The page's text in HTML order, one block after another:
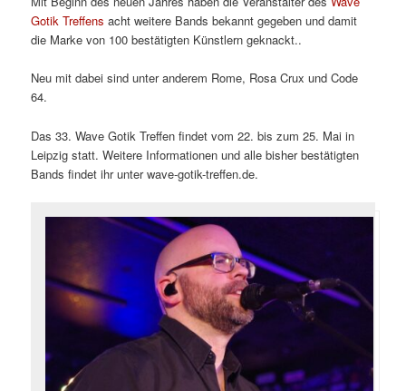
Gotik Treffens acht weitere Bands bekannt gegeben und damit
die Marke von 100 bestätigten Künstlern geknackt..
Neu mit dabei sind unter anderem Rome, Rosa Crux und Code
64.
Das 33. Wave Gotik Treffen findet vom 22. bis zum 25. Mai in
Leipzig statt. Weitere Informationen und alle bisher bestätigten
Bands findet ihr unter wave-gotik-treffen.de.